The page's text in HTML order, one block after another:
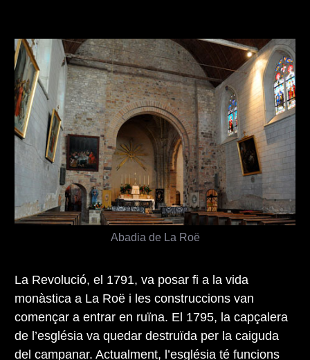
Abadia de La Roë
La Revolució, el 1791, va posar fi a la vida
monàstica a La Roë i les construccions van
començar a entrar en ruïna. El 1795, la capçalera
de l’església va quedar destruïda per la caiguda
del campanar. Actualment, l’església té funcions